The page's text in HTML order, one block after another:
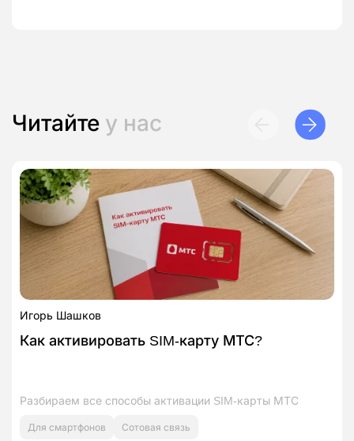
Читайте у нас
Игорь Шашков
Как активировать SIM‑карту МТС?
Разбираем все способы активации SIM‑карты МТС
Для смартфонов Сотовая связь